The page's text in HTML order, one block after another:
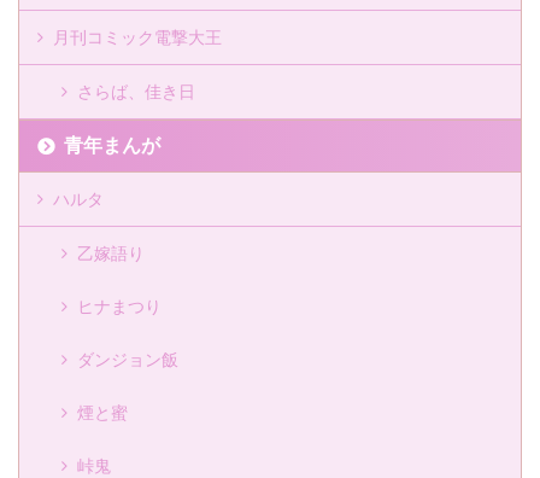
月刊コミック電撃大王
さらば、佳き日
青年まんが
ハルタ
乙嫁語り
ヒナまつり
ダンジョン飯
煙と蜜
峠鬼